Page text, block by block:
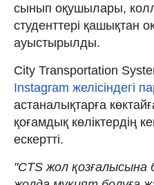
сынып оқушылары,
студенттері қашықтан
ауыстырылды.
City Transportation
Instagram желісіндегі
астаналықтарға
қоғамдық көліктердің
ескертті.
"CTS жол